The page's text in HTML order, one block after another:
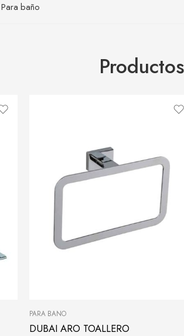
Para baño
PARA BAÑO
DUBAI ARO TOALLERO